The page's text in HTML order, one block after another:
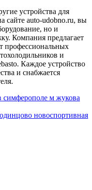
устройства для
сайте auto-udobno.ru, вы
но и
Компания предлагает
профессиональных
и
Каждое устройство
и снабжается
симферополе м жукова
новоспортивная